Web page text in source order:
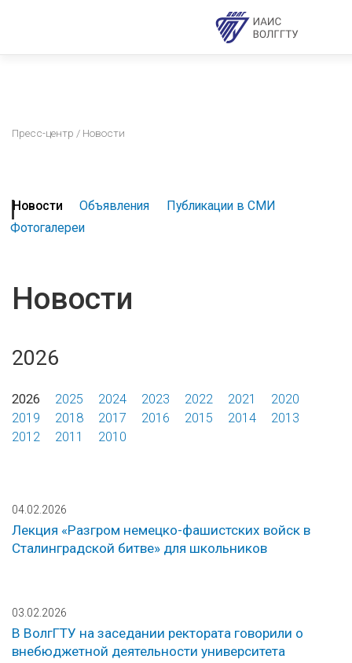
Пресс-центр / Новости
Новости Объявления
Публикации в СМИ
Фотогалереи
Новости
2026
2026 2025 2024 2023 2022 2021
2020
2019
2018 2017 2016 2015 2014
2013
2012
2011 2010
04.02.2026
Лекция «Разгром немецко-фашистских войск в
Сталинградской битве» для школьников
03.02.2026
В ВолгГТУ на заседании ректората говорили о
внебюджетной деятельности университета